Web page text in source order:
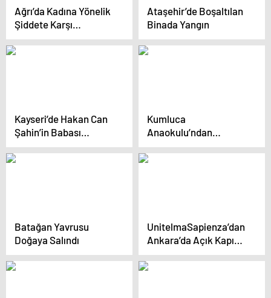
Ağrı’da Kadına Yönelik
Şiddete Karşı
Farkındalık Yürüyüşü
Düzenlendi
Ataşehir’de Boşaltılan
Binada Yangın
Kayseri’de Hakan Can
Şahin’in Babası
Defnedildi
Kumluca
Anaokulu’ndan
Askerlere Portakal
Gönderimi
Batağan Yavrusu
Doğaya Salındı
UnitelmaSapienza’dan
Ankara’da Açık Kapı
Günü Etkinliği